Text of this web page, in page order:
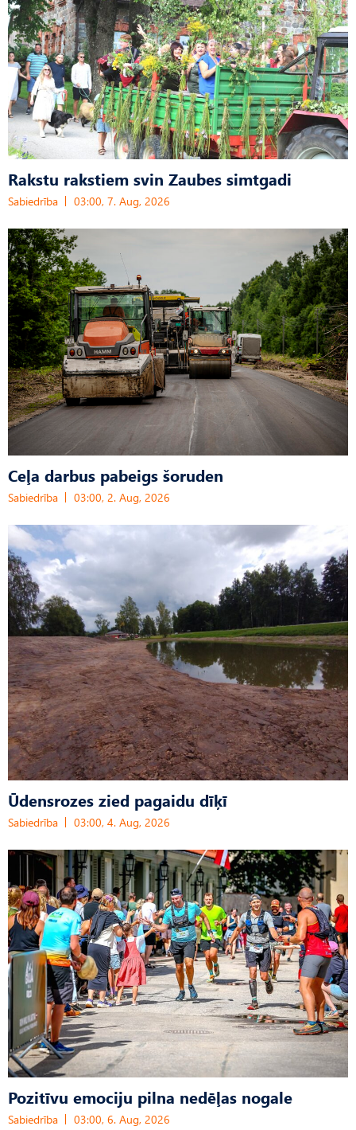
Rakstu rakstiem svin Zaubes simtgadi
Sabiedrība 03:00, 7. Aug, 2026
Ceļa darbus pabeigs šoruden
Sabiedrība 03:00, 2. Aug, 2026
Ūdensrozes zied pagaidu dīķī
Sabiedrība 03:00, 4. Aug, 2026
Pozitīvu emociju pilna nedēļas nogale
Sabiedrība 03:00, 6. Aug, 2026